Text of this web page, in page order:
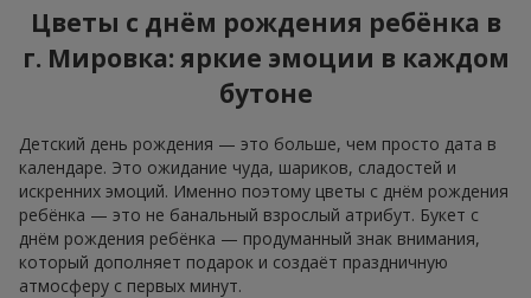
Цветы с днём рождения ребёнка в
г. Мировка: яркие эмоции в каждом
бутоне
Детский день рождения — это больше, чем просто дата в
календаре. Это ожидание чуда, шариков, сладостей и
искренних эмоций. Именно поэтому цветы с днём рождения
ребёнка — это не банальный взрослый атрибут. Букет с
днём рождения ребёнка — продуманный знак внимания,
который дополняет подарок и создаёт праздничную
атмосферу с первых минут.